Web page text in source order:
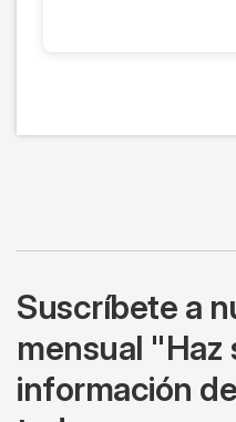
Suscríbete a
mensual "Haz
información